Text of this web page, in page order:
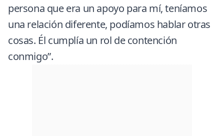
persona que era un apoyo para mí, teníamos
una relación diferente, podíamos hablar otras
cosas. Él cumplía un rol de contención
conmigo”.